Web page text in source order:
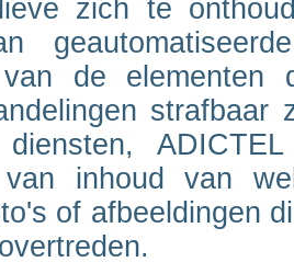
zich te
van de
diensten,
van inhoud van
of afbeeldingen